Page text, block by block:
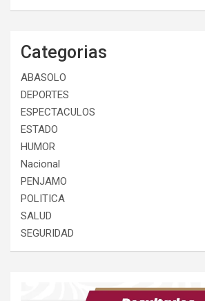
Categorias
ABASOLO
DEPORTES
ESPECTACULOS
ESTADO
HUMOR
Nacional
PENJAMO
POLITICA
SALUD
SEGURIDAD